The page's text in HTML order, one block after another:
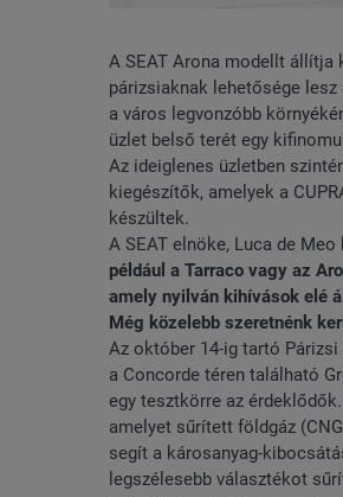
A SEAT Arona modellt állítja
párizsiaknak lehetősége
a város legvonzóbb
üzlet belső terét egy
Az ideiglenes üzletben
kiegészítők, amelyek a
készültek.
A SEAT elnöke, Luca de
például a Tarraco vagy az
amely nyilván kihívások elé
Még közelebb szeretnénk
Az október 14-ig tartó
a Concorde téren található
egy tesztkörre az
amelyet sűrített földgáz
segít a károsanyag-
legszélesebb választékot